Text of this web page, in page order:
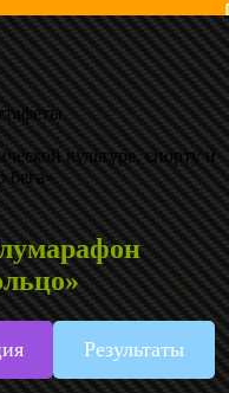
культуре, спорту и
Результаты